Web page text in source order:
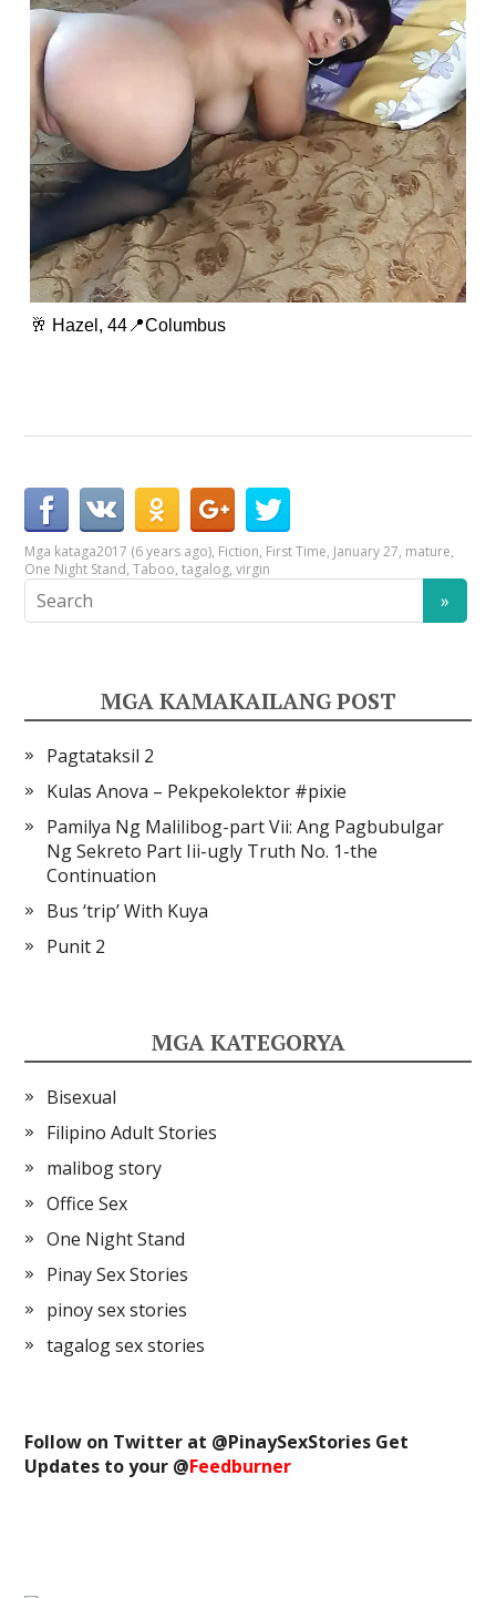
🥂 Hazel, 44📍Columbus
Mga kataga2017 (6 years ago), Fiction, First Time, January 27, mature,
One Night Stand,Taboo,tagalog,virgin
MGA KAMAKAILANG POST
Pagtataksil 2
Kulas Anova – Pekpekolektor #pixie
Pamilya Ng Malilibog-part Vii: Ang Pagbubulgar
Ng Sekreto Part Iii-ugly Truth No. 1-the
Continuation
Bus ‘trip’ With Kuya
Punit 2
MGA KATEGORYA
Bisexual
Filipino Adult Stories
malibog story
Office Sex
One Night Stand
Pinay Sex Stories
pinoy sex stories
tagalog sex stories
Follow on Twitter at @PinaySexStories Get
Updates to your @Feedburner